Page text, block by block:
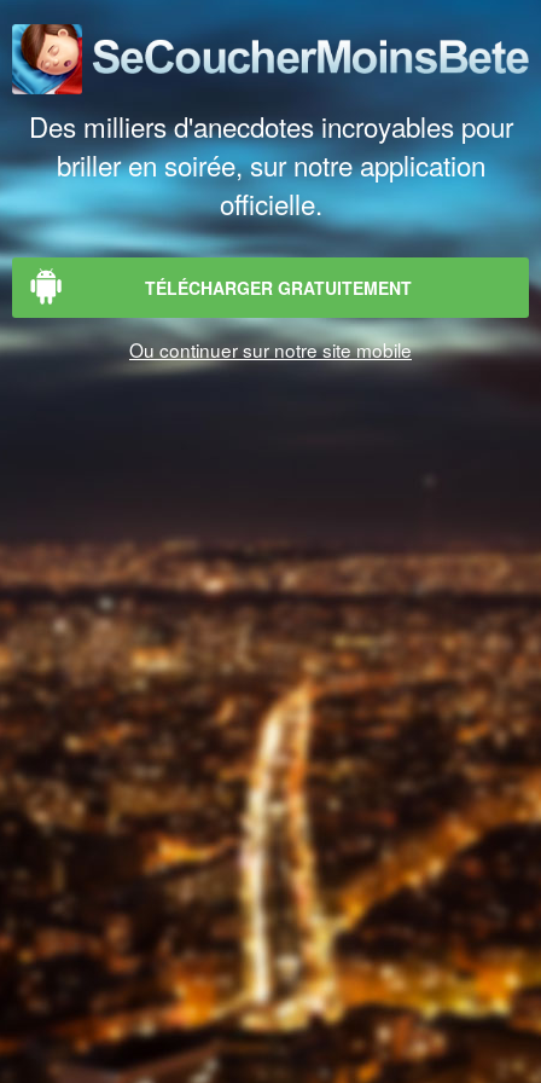
Des milliers d'anecdotes incroyables pour
briller en soirée, sur notre application
officielle.
TÉLÉCHARGER GRATUITEMENT
Ou continuer sur notre site mobile